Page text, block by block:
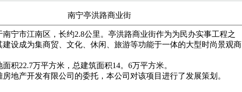
南宁亭洪路商业街
宁市江南区，长约2.8公里。亭洪路商业街作为为民办实事工程之
建设成为集商贸、文化、休闲、旅游等功能于一体的大型时尚景观商
积22.7万平方米，总建筑面积14。6万平方米。
地产开发有限公司的委托，本公司对该项目进行了发展策划。